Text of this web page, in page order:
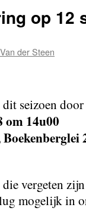
op 12
der Steen
seizoen
om 14u00
vergeten
mogelijk in